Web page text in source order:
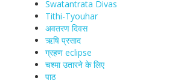
Swatantrata Divas
Tithi-Tyouhar
अवतरण दिवस
ऋषि प्रसाद
ग्रहण eclipse
चश्मा‍ उतारने के लिए
पाठ